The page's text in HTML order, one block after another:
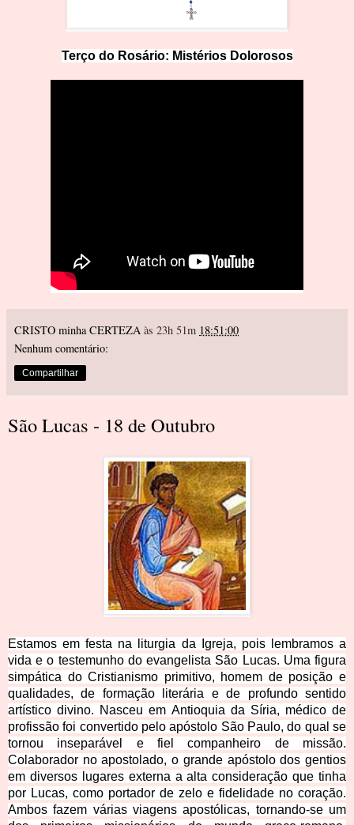
Terço do Rosário: Mistérios Dolorosos
CRISTO minha CERTEZA às 23h 51m 18:51:00
Nenhum comentário:
Compartilhar
São Lucas - 18 de Outubro
Estamos em festa na liturgia da Igreja, pois lembramos a
vida e o testemunho do evangelista São Lucas. Uma figura
simpática do Cristianismo primitivo, homem de posição e
qualidades, de formação literária e de profundo sentido
artístico divino. Nasceu em Antioquia da Síria, médico de
profissão foi convertido pelo apóstolo São Paulo, do qual se
tornou inseparável e fiel companheiro de missão.
Colaborador no apostolado, o grande apóstolo dos gentios
em diversos lugares externa a alta consideração que tinha
por Lucas, como portador de zelo e fidelidade no coração.
Ambos fazem várias viagens apostólicas, tornando-se um